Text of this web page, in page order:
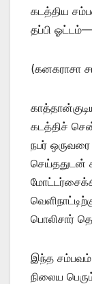
கடத்திய
தப்பி
(கனகராசா
கடத்திச்
நபர்
செய்ததுடன்
பொலிசார்
இந்த சம்பவம்
நிலைய பெரும்